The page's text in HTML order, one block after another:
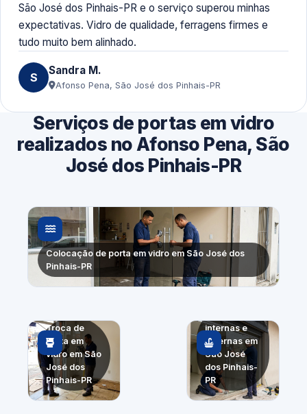
São José dos Pinhais-PR e o serviço superou minhas
expectativas. Vidro de qualidade, ferragens firmes e
tudo muito bem alinhado.
S Sandra M.
Afonso Pena, São José dos Pinhais-PR
Serviços de portas em vidro
realizados no Afonso Pena, São
José dos Pinhais-PR
Colocação de porta em vidro em São José dos
Pinhais-PR
Troca de
porta em
vidro em São
José dos
Pinhais-PR
internas e
externas em
São José
dos Pinhais-
PR